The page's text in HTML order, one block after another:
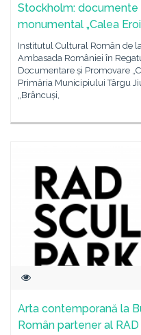
Stockholm: documente
monumental „Calea
Institutul Cultural Român de
Ambasada României în
Documentare și Promovare
Primăria Municipiului Târgu
„Brâncuși,
Arta contemporană la
Român partener al